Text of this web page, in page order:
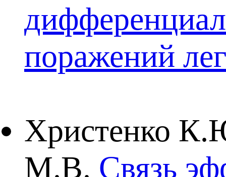
поражений
Христенко
М.В. Связь